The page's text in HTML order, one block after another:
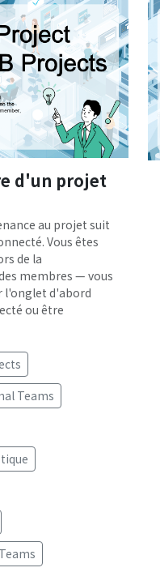
d'un projet
au projet suit
Vous êtes
de la
membres — vous
l'onglet d'abord
ou être
Teams